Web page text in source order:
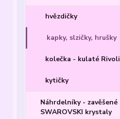
hvězdičky
kapky, slzičky, hrušky
kolečka - kulaté Rivoli
kytičky
Náhrdelníky - zavěšené
SWAROVSKI krystaly